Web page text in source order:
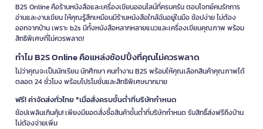
B2S Online คือร้านหนังสือและเครื่องเขียนออนไลน์ที่ครบครัน ตอบโจทย์คนรักการ
อ่านและงานเขียน ให้คุณรู้สึกเหมือนมีร้านหนังสือใกล้ฉันอยู่ในมือ ช้อปง่าย ไม่ต้อง
ออกจากบ้าน เพราะ b2s มีทั้งหนังสือหลากหลายแนวและเครื่องเขียนคุณภาพ พร้อม
สิทธิพิเศษที่ไม่ควรพลาด!
ทำไม B2S Online คือแหล่งช้อปปิ้งที่คุณไม่ควรพลาด
ไม่ว่าคุณจะเป็นนักเรียน นักศึกษา คนทำงาน B2S พร้อมให้คุณเลือกสินค้าคุณภาพได้
ตลอด 24 ชั่วโมง พร้อมโปรโมชั่นและสิทธิพิเศษมากมาย
ฟรี! ค่าจัดส่งทั่วไทย *เมื่อสั่งครบขั้นต่ำที่บริษัทกำหนด
ช้อปเพลินเกินคุ้ม! เพียงมียอดสั่งซื้อสินค้าขั้นต่ำที่บริษัทกำหนด รับสิทธิ์ส่งฟรีถึงบ้าน
ไม่ต้องจ่ายเพิ่ม